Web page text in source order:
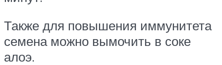
Также для повышения иммунитета
семена можно вымочить в соке
алоэ.